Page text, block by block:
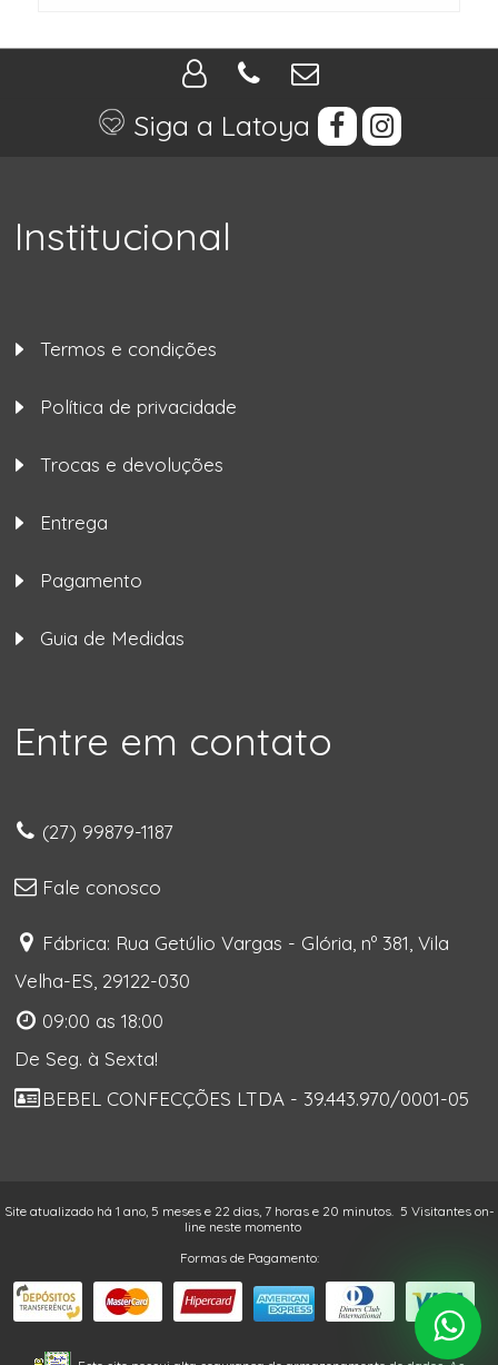
Siga a Latoya
Institucional
Termos e condições
Política de privacidade
Trocas e devoluções
Entrega
Pagamento
Guia de Medidas
Entre em contato
(27) 99879-1187
Fale conosco
Fábrica: Rua Getúlio Vargas - Glória, nº 381, Vila
Velha-ES, 29122-030
09:00 as 18:00
De Seg. à Sexta!
BEBEL CONFECÇÕES LTDA - 39.443.970/0001-05
Site atualizado há 1 ano, 5 meses e 22 dias, 7 horas e 20 minutos. 5 Visitantes on-
line neste momento
Formas de Pagamento: